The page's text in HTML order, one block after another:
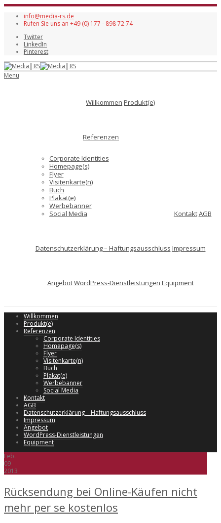
info@media-rs.de
Rufen Sie uns an +49 (0) 177 - 898 72 74
Twitter
LinkedIn
Pinterest
Menu
Willkommen Produkt(e)
Referenzen
Corporate Identities
Homepage(s)
Flyer
Visitenkarte(n)
Buch
Plakat(e)
Werbebanner
Social Media
KontaktAGB
Datenschutzerklärung – Haftungsausschluss Impressum
AngebotWordPress-Dienstleistungen Equipment
Willkommen
Produkt(e)
Referenzen
Corporate Identities
Homepage(s)
Flyer
Visitenkarte(n)
Buch
Plakat(e)
Werbebanner
Social Media
Kontakt
AGB
Datenschutzerklärung – Haftungsausschluss
Impressum
Angebot
WordPress-Dienstleistungen
Equipment
Feb.
09
2013
Rücksendung bei Online-Käufen nicht
mehr per se kostenlos